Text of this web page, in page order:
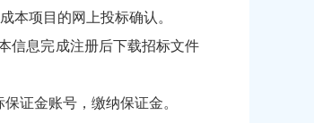
本项目的网上投标确认。
信息完成注册后下载招标文件
证金账号，缴纳保证金。